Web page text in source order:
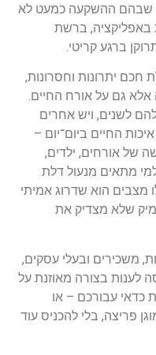
שבהם ההשקעה כמעט לא
באפליקציה, ברשת
ברגע קריטי.
חכם יתרונות וחסרונות,
אלא גם על אורח החיים.
לשנים, ויש אחרים
החיים ביום־יום –
של אורחים, ילדים,
מתאים מנעול דלת
מצבים הוא שדרוג אמיתי
שלא מצדיק את
משכירים ובעלי עסקים,
לענות בצורה מאוזנת על
עבורכם – או
פריצה, בלי להכניס עוד